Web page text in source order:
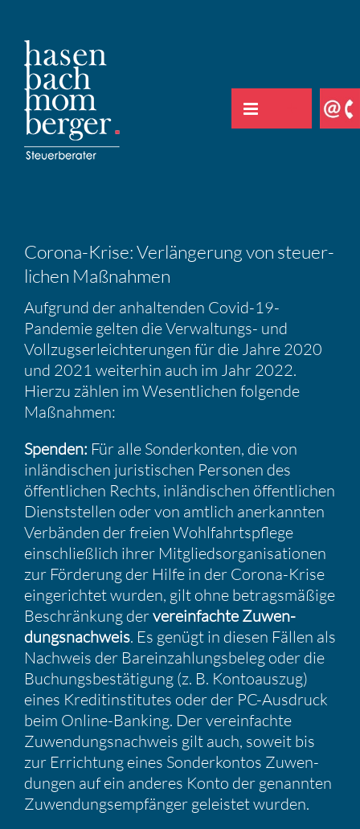
springen
Corona-Krise: Verlän­ge­rung von steuer­
li­chen Maßnahmen
Aufgrund der anhal­tenden Covid-19-
Pandemie gelten die Verwal­tungs- und
Vollzugs­er­leich­te­rungen für die Jahre 2020
und 2021 weiterhin auch im Jahr 2022.
Hierzu zählen im Wesent­li­chen folgende
Maßnahmen:
Spenden: Für alle Sonder­konten, die von
inlän­di­schen juris­ti­schen Personen des
öffent­li­chen Rechts, inlän­di­schen öffent­li­chen
Dienst­stellen oder von amtlich anerkannten
Verbänden der freien Wohlfahrts­pflege
einschließ­lich ihrer Mitglieds­or­ga­ni­sa­tionen
zur Förde­rung der Hilfe in der Corona-Krise
einge­richtet wurden, gilt ohne betrags­mä­ßige
Beschrän­kung derverein­fachte Zuwen­
dungs­nach­weis. Es genügt in diesen Fällen als
Nachweis der Barein­zah­lungs­beleg oder die
Buchungs­be­stä­ti­gung (z. B. Konto­auszug)
eines Kredit­in­sti­tutes oder der PC-Ausdruck
beim Online-Banking. Der verein­fachte
Zuwen­dungs­nach­weis gilt auch, soweit bis
zur Errich­tung eines Sonder­kontos Zuwen­
dungen auf ein anderes Konto der genannten
Zuwen­dungs­emp­fänger geleistet wurden.